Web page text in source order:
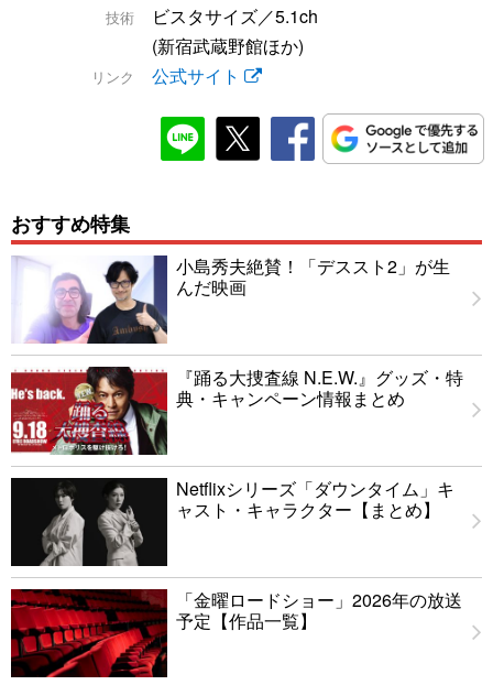
技術
ビスタサイズ／5.1ch
(新宿武蔵野館ほか)
リンク 公式サイト
おすすめ特集
小島秀夫絶賛！「デススト2」が生
んだ映画
『踊る大捜査線 N.E.W.』グッズ・特
典・キャンペーン情報まとめ
Netflixシリーズ「ダウンタイム」キ
ャスト・キャラクター【まとめ】
「金曜ロードショー」2026年の放送
予定【作品一覧】